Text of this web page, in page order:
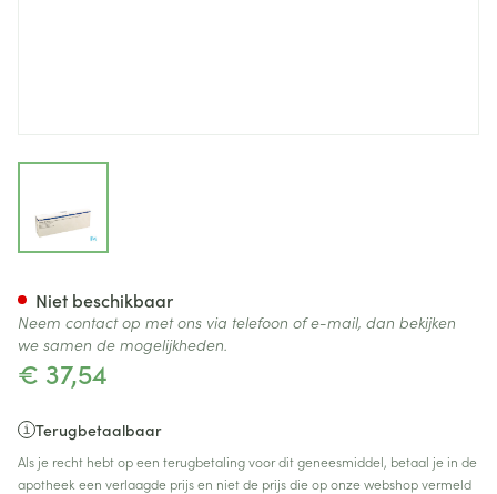
€ 37,54
Terugbetaalbaar
Als je recht hebt op een terugbetaling voor dit geneesmiddel, betaal je in de
apotheek een verlaagde prijs en niet de prijs die op onze webshop vermeld
Niet beschikbaar
Neem contact op met ons via telefoon of e-mail, dan bekijken
we samen de mogelijkheden.